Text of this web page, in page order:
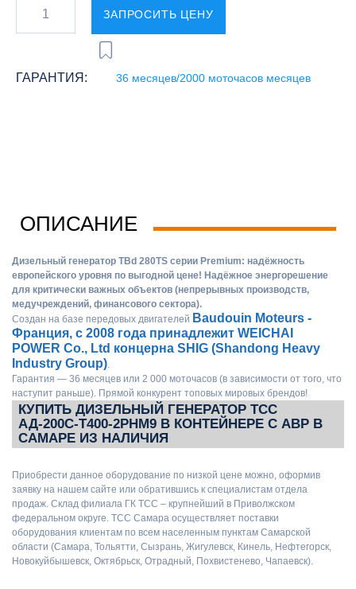
ЗАПРОСИТЬ ЦЕНУ
ГАРАНТИЯ: 36 месяцев/2000 моточасов месяцев
ОПИСАНИЕ
Дизельный генератор TBd 280TS серии Premium: надёжность
европейского уровня по выгодной цене! Надёжное энергорешение
для критически важных объектов (непрерывных производств,
медучреждений, финансового сектора).
Создан на базе передовых двигателей Baudouin Moteurs -
Франция, с 2008 года принадлежит WEICHAI
POWER Co., Ltd концерна SHIG (Shandong Heavy
Industry Group).
Гарантия — 36 месяцев или 2 000 моточасов (в зависимости от того, что
наступит раньше). Прямой конкурент топовых мировых брендов!
КУПИТЬ ДИЗЕЛЬНЫЙ ГЕНЕРАТОР ТСС
АД-200С-Т400-2РНМ9 В КОНТЕЙНЕРЕ С АВР В
САМАРЕ ИЗ НАЛИЧИЯ
Приобрести данное оборудование по низкой цене можно, оформив
заявку на нашем сайте или обратившись к специалистам отдела
продаж. Склад филиала ГК ТСС – крупнейший в Приволжском
федеральном округе. ТСС Самара осуществляет поставки
оборудования клиентам по всем населенным пунктам Самарской
области (Самара, Тольятти, Сызрань, Жигулевск, Кинель, Нефтегорск,
Новокуйбышевск, Октябрьск, Отрадный, Похвистенево, Чапаевск).